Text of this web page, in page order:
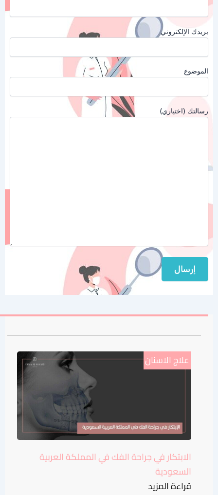
بريدك الإلكتروني
الموضوع
رسالتك (اختياري)
علاج الاسنان
الابتكار في جراحة الفك في المملكة العربية
السعودية
قراءة المزيد